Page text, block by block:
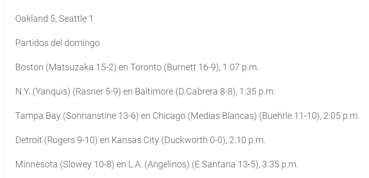
Oakland 5, Seattle 1
Partidos del domingo
Boston (Matsuzaka 15-2) en Toronto (Burnett 16-9), 1:07 p.m.
N.Y. (Yanquis) (Rasner 5-9) en Baltimore (D.Cabrera 8-8), 1:35 p.m.
Tampa Bay (Sonnanstine 13-6) en Chicago (Medias Blancas) (Buehrle 11-10), 2:05 p.m.
Detroit (Rogers 9-10) en Kansas City (Duckworth 0-0), 2:10 p.m.
Minnesota (Slowey 10-8) en L.A. (Angelinos) (E.Santana 13-5), 3:35 p.m.